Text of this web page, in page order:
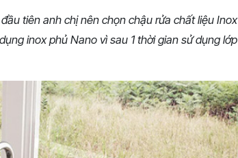
tiên anh chị nên chọn chậu rửa chất liệu Inox
inox phủ Nano vì sau 1 thời gian sử dụng lớp